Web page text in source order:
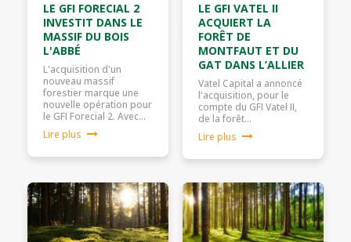
LE GFI FORECIAL 2
INVESTIT DANS LE
MASSIF DU BOIS
L'ABBÉ
L'acquisition d'un
nouveau massif
forestier marque une
nouvelle opération pour
le GFI Forecial 2. Avec…
Lire plus
LE GFI VATEL II
ACQUIERT LA
FORÊT DE
MONTFAUT ET DU
GAT DANS L’ALLIER
Vatel Capital a annoncé
l'acquisition, pour le
compte du GFI Vatel II,
de la forêt…
Lire plus